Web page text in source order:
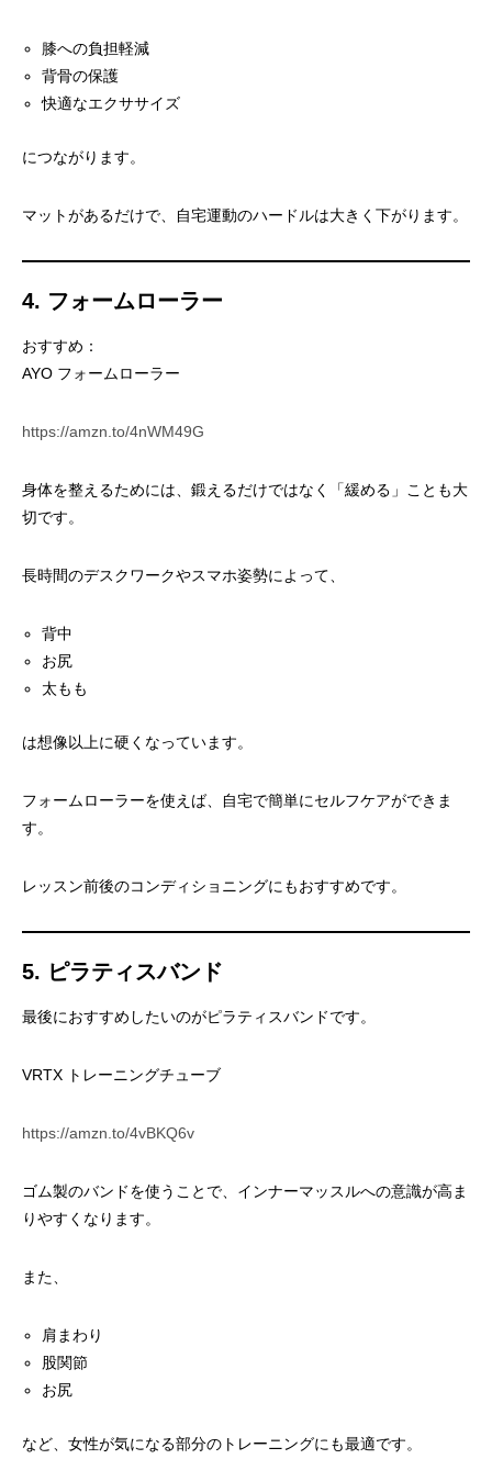
膝への負担軽減
背骨の保護
快適なエクササイズ
につながります。
マットがあるだけで、自宅運動のハードルは大きく下がります。
4. フォームローラー
おすすめ：
AYO フォームローラー
https://amzn.to/4nWM49G
身体を整えるためには、鍛えるだけではなく「緩める」ことも大
切です。
長時間のデスクワークやスマホ姿勢によって、
背中
お尻
太もも
は想像以上に硬くなっています。
フォームローラーを使えば、自宅で簡単にセルフケアができま
す。
レッスン前後のコンディショニングにもおすすめです。
5. ピラティスバンド
最後におすすめしたいのがピラティスバンドです。
VRTX トレーニングチューブ
https://amzn.to/4vBKQ6v
ゴム製のバンドを使うことで、インナーマッスルへの意識が高ま
りやすくなります。
また、
肩まわり
股関節
お尻
など、女性が気になる部分のトレーニングにも最適です。